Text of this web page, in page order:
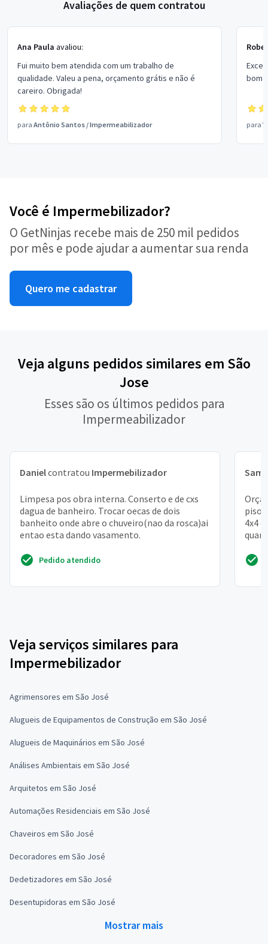
Avaliações de quem contratou
Ana Paula avaliou:
Fui muito bem atendida com um trabalho de
qualidade. Valeu a pena, orçamento grátis e não é
careiro. Obrigada!
para Antônio Santos /Impermeabilizador
bom
para
Você é Impermebilizador?
O GetNinjas recebe mais de 250 mil pedidos
por mês e pode ajudar a aumentar sua renda
Quero me cadastrar
Veja alguns pedidos similares em São
Jose
Esses são os últimos pedidos para
Impermeabilizador
Danielcontratou Impermebilizador
Limpesa pos obra interna. Conserto e de cxs
dagua de banheiro. Trocar oecas de dois
banheito onde abre o chuveiro(nao da rosca)ai
entao esta dando vasamento.
Pedido atendido
piso
4x4
Veja serviços similares para
Impermebilizador
Agrimensores em São José
Alugueis de Equipamentos de Construção em São José
Alugueis de Maquinários em São José
Análises Ambientais em São José
Arquitetos em São José
Automações Residenciais em São José
Chaveiros em São José
Decoradores em São José
Dedetizadores em São José
Desentupidoras em São José
Mostrar mais